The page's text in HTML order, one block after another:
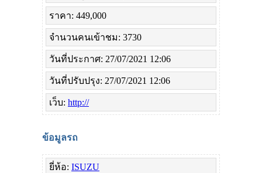
ราคา: 449,000
จำนวนคนเข้าชม: 3730
วันที่ประกาศ: 27/07/2021 12:06
วันที่ปรับปรุง: 27/07/2021 12:06
เว็บ: http://
ข้อมูลรถ
ยี่ห้อ: ISUZU